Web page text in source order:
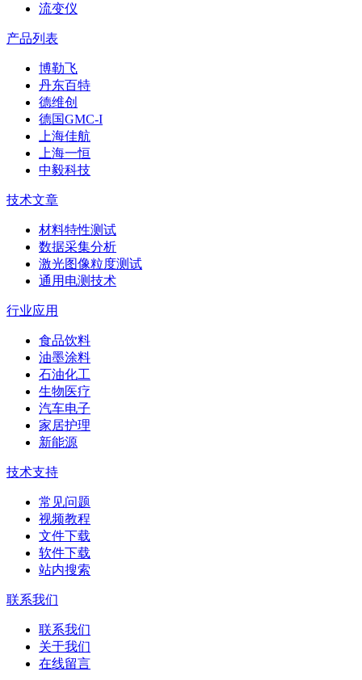
流变仪
产品列表
博勒飞
丹东百特
德维创
德国GMC-I
上海佳航
上海一恒
中毅科技
技术文章
材料特性测试
数据采集分析
激光图像粒度测试
通用电测技术
行业应用
食品饮料
油墨涂料
石油化工
生物医疗
汽车电子
家居护理
新能源
技术支持
常见问题
视频教程
文件下载
软件下载
站内搜索
联系我们
联系我们
关于我们
在线留言